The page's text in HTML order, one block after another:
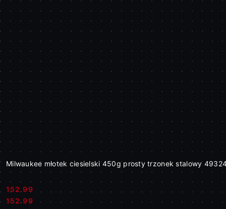
Milwaukee młotek ciesielski 450g prosty trzonek stalowy
Cena:
152.99
Cena:
152.99